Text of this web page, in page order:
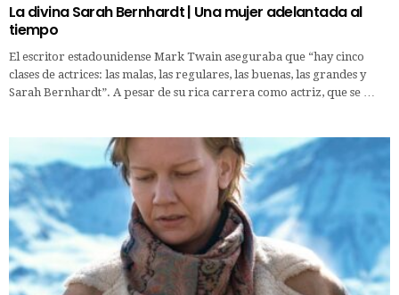
La divina Sarah Bernhardt | Una mujer adelantada al
tiempo
El escritor estadounidense Mark Twain aseguraba que “hay cinco
clases de actrices: las malas, las regulares, las buenas, las grandes y
Sarah Bernhardt”. A pesar de su rica carrera como actriz, que se …